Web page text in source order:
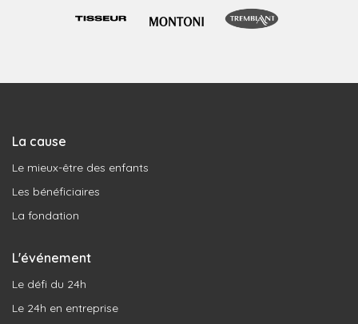
La cause
Le mieux-être des enfants
Les bénéficiaires
La fondation
L'événement
Le défi du 24h
Le 24h en entreprise